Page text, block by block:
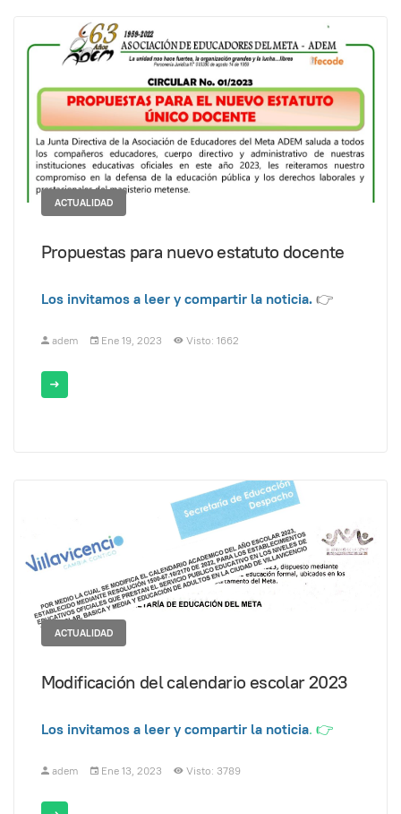
ACTUALIDAD
Propuestas para nuevo estatuto docente
Los invitamos a leer y compartir la noticia.👉
adem Ene 19, 2023 Visto: 1662
ACTUALIDAD
Modificación del calendario escolar 2023
Los invitamos a leer y compartir la noticia. 👉
adem Ene 13, 2023 Visto: 3789